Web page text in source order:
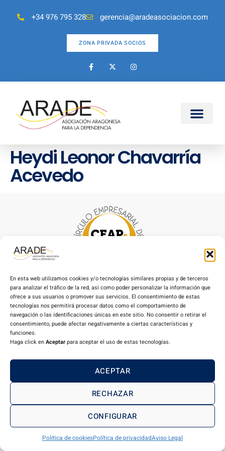
En esta web utilizamos cookies y/o tecnologías similares propias y de terceros
para analizar el tráfico de la red, así como poder personalizar la información que
ofrece a sus usuarios o promover sus servicios. El consentimiento de estas
tecnologías nos permitirá procesar datos como el comportamiento de
navegación o las identificaciones únicas en este sitio. No consentir o retirar el
consentimiento, puede afectar negativamente a ciertas características y
funciones.
Haga click enAceptarpara aceptar el uso de estas tecnologías.
ACEPTAR
RECHAZAR
CONFIGURAR
Política de cookiesPolítica de privacidadAviso Legal
+34 976 795 328 gerencia@aradeasociacion.com
ZONA PRIVADA SOCIOS
Heydi Leonor Chavarría
Acevedo
Aviso LegalPolítica de privacidadPolítica de cookiesDeclaración de accesibilidad
Miembro de CEAPs: